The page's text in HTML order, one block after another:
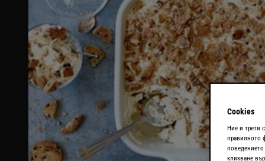
Cookies
Ние и трети
правилното
кликване